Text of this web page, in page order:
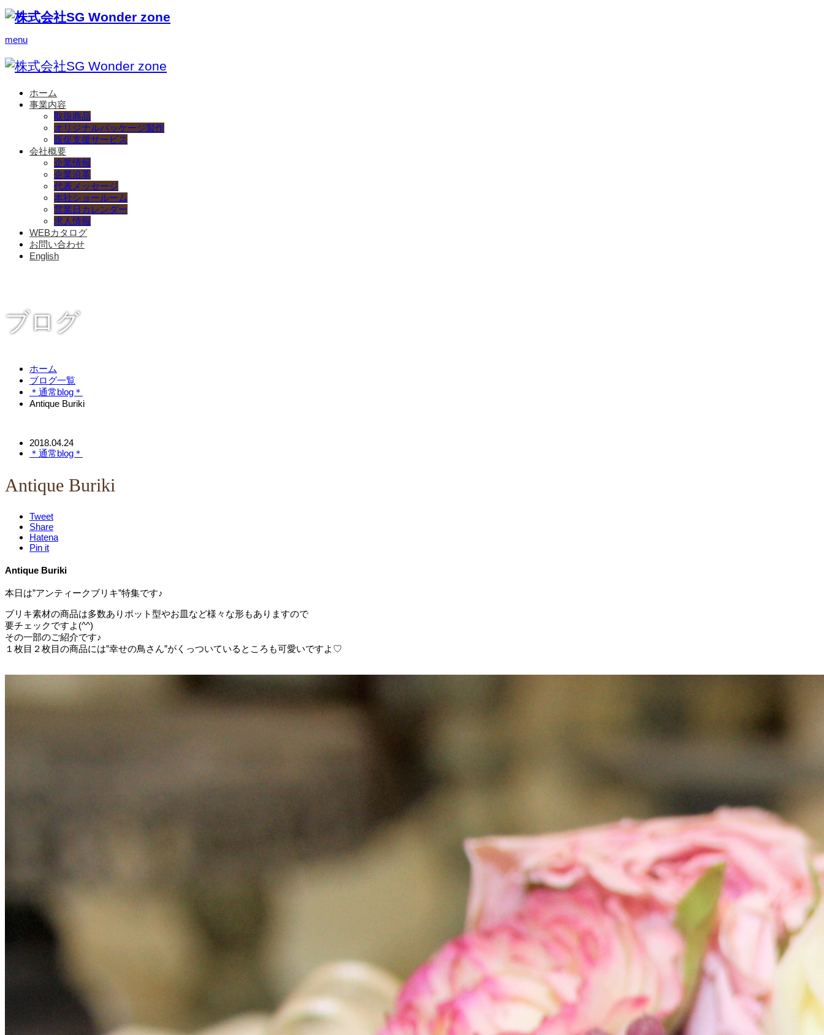
menu
ホーム
事業内容
取扱商品
オリジナルパッケージ製作
販促支援サービス
会社概要
企業情報
企業沿革
代表メッセージ
本社ショールーム
営業日カレンダー
求人情報
WEBカタログ
お問い合わせ
English
ブログ
ホーム
ブログ一覧
＊通常blog＊
Antique Buriki
2018.04.24
＊通常blog＊
Antique Buriki
Tweet
Share
Hatena
Pin it
Antique Buriki
本日は”アンティークブリキ”特集です♪
ブリキ素材の商品は多数ありポット型やお皿など様々な形もありますので
要チェックですよ(^^)
その一部のご紹介です♪
１枚目２枚目の商品には”幸せの鳥さん”がくっついているところも可愛いですよ♡